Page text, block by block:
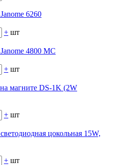
6260
+ шт
4800 МC
+ шт
магните DS-1K (2W
+ шт
цокольная 15W,
+ шт